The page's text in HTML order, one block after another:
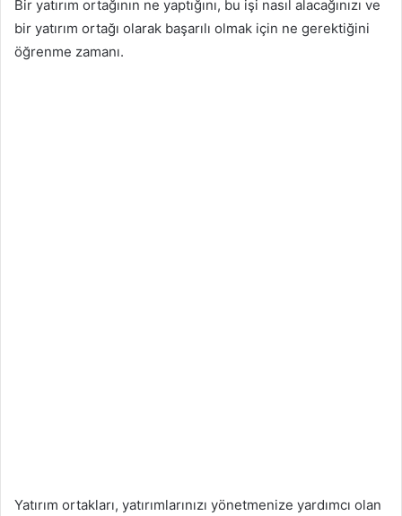
Bir yatırım ortağının ne yaptığını, bu işi nasıl alacağınızı ve
bir yatırım ortağı olarak başarılı olmak için ne gerektiğini
öğrenme zamanı.
Yatırım ortakları, yatırımlarınızı yönetmenize yardımcı olan